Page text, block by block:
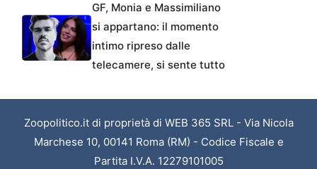
GF, Monia e Massimiliano
si appartano: il momento
intimo ripreso dalle
telecamere, si sente tutto
Zoopolitico.it di proprietà di WEB 365 SRL - Via Nicola
Marchese 10, 00141 Roma (RM) - Codice Fiscale e
Partita I.V.A. 12279101005